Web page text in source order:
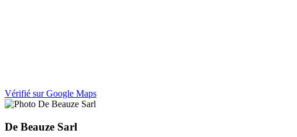
Vérifié sur Google Maps
De Beauze Sarl